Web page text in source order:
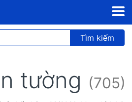
Tìm kiếm
tường (705)